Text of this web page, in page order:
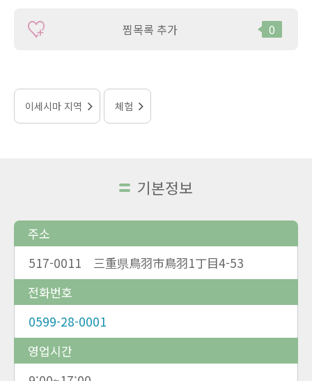
찜목록 추가 0
이세시마 지역 체험
기본정보
주소
517-0011 三重県鳥羽市鳥羽1丁目4-53
전화번호
0599-28-0001
영업시간